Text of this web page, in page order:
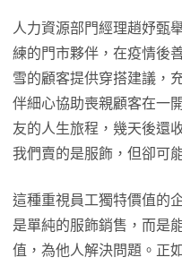
人力資源部門經理趙妤甄
練的門市夥伴，在疫情後
雪的顧客提供穿搭建議，
伴細心協助喪親顧客在一
友的人生旅程，幾天後還
我們賣的是服飾，但卻可
這種重視員工獨特價值的
是單純的服飾銷售，而是
值，為他人解決問題。正